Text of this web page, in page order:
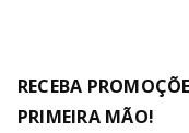
RECEBA
PRIMEIRA MÃO!